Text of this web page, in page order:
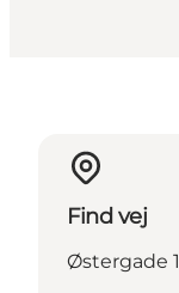
Find vej
Østergade 1